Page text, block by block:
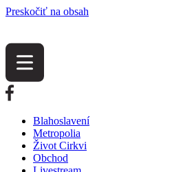
Preskočiť na obsah
Blahoslavení
Metropolia
Život Cirkvi
Obchod